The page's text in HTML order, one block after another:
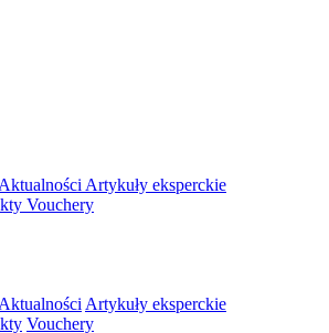
Aktualności Artykuły eksperckie
Vouchery
Aktualności Artykuły eksperckie
Vouchery